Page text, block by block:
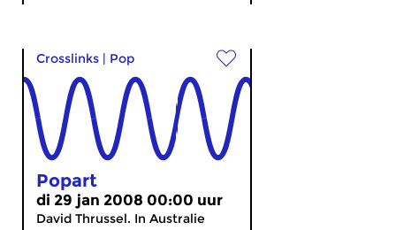
Crosslinks | Pop
Popart
di 29 jan 2008 00:00 uur
David Thrussel. In Australie